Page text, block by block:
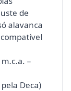
de
alavanca
–
Deca)